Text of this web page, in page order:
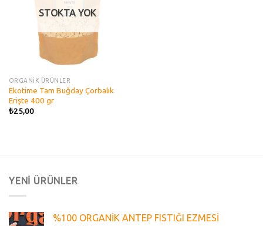
STOKTA YOK
ORGANİK ÜRÜNLER
Ekotime Tam Buğday Çorbalık
Erişte 400 gr
₺25,00
YENİ ÜRÜNLER
%100 ORGANİK ANTEP FISTIĞI EZMESİ